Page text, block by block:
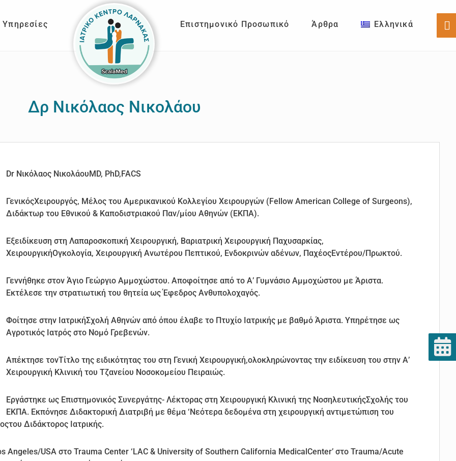
Επιστημονικό Προσωπικό Άρθρα Ελληνικά
Υπηρεσίες
Δρ Νικόλαος Νικολάου
Dr Νικόλαος ΝικολάουMD, PhD,FACS
ΓενικόςΧειρουργός, Μέλος του Αμερικανικού Κολλεγίου Χειρουργών (Fellow American College of Surgeons),
Διδάκτωρ του Εθνικού & Καποδιστριακού Παν/μίου Αθηνών (ΕΚΠΑ).
Εξειδίκευση στη Λαπαροσκοπική Χειρουργική, Βαριατρική Χειρουργική Παχυσαρκίας,
ΧειρουργικήΟγκολογία, Χειρουργική Ανωτέρου Πεπτικού, Ενδοκρινών αδένων, ΠαχέοςΕντέρου/Πρωκτού.
Γεννήθηκε στον Άγιο Γεώργιο Αμμοχώστου. Αποφοίτησε από το Α’ Γυμνάσιο Αμμοχώστου με Άριστα.
Εκτέλεσε την στρατιωτική του θητεία ως Έφεδρος Ανθυπολοχαγός.
Φοίτησε στην ΙατρικήΣχολή Αθηνών από όπου έλαβε το Πτυχίο Ιατρικής με βαθμό Άριστα. Υπηρέτησε ως
Αγροτικός Ιατρός στο Νομό Γρεβενών.
Απέκτησε τονΤίτλο της ειδικότητας του στη Γενική Χειρουργική,ολοκληρώνοντας την ειδίκευση του στην Α’
Χειρουργική Κλινική του Τζανείου Νοσοκομείου Πειραιώς.
Εργάστηκε ως Επιστημονικός Συνεργάτης- Λέκτορας στη Χειρουργική Κλινική της ΝοσηλευτικήςΣχολής του
ΕΚΠΑ. Εκπόνησε Διδακτορική Διατριβή με θέμα ‘Νεότερα δεδομένα στη χειρουργική αντιμετώπιση του
Διδάκτορος Ιατρικής.
Angeles/USA στο Trauma Center ‘LAC & University of Southern California MedicalCenter’ στο Trauma/Acute